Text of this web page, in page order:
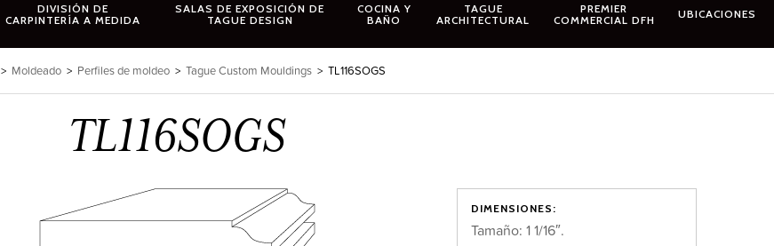
DIVISIÓN DE
CARPINTERÍA A MEDIDA
SALAS DE EXPOSICIÓN DE
TAGUE DESIGN
COCINA Y
BAÑO
TAGUE
ARCHITECTURAL
PREMIER
COMMERCIAL DFH
UBICACIONES
> Moldeado > Perfiles de moldeo > Tague Custom Mouldings > TL116SOGS
TL116SOGS
DIMENSIONES:
Tamaño: 1 1/16″.